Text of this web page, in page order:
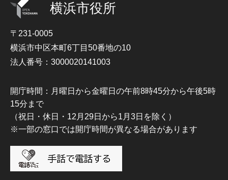
横浜市役所
〒231-0005
横浜市中区本町6丁目50番地の10
法人番号：3000020141003
開庁時間：月曜日から金曜日の午前8時45分から午後5時
15分まで
（祝日・休日・12月29日から1月3日を除く）
※一部の窓口では開庁時間が異なる場合があります